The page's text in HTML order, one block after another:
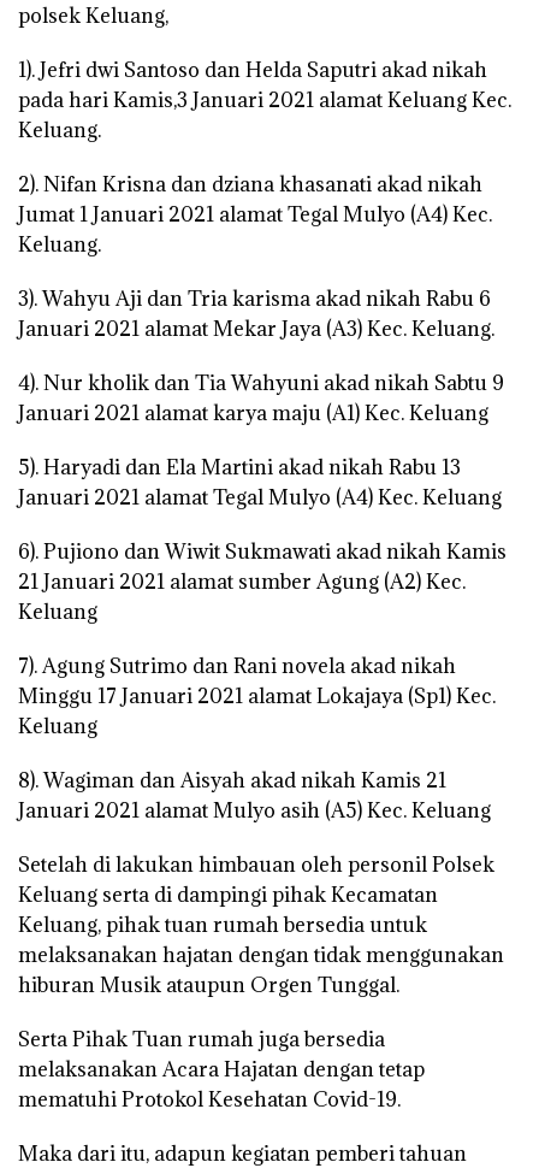
polsek Keluang,
1). Jefri dwi Santoso dan Helda Saputri akad nikah
pada hari Kamis,3 Januari 2021 alamat Keluang Kec.
Keluang.
2). Nifan Krisna dan dziana khasanati akad nikah
Jumat 1 Januari 2021 alamat Tegal Mulyo (A4) Kec.
Keluang.
3). Wahyu Aji dan Tria karisma akad nikah Rabu 6
Januari 2021 alamat Mekar Jaya (A3) Kec. Keluang.
4). Nur kholik dan Tia Wahyuni akad nikah Sabtu 9
Januari 2021 alamat karya maju (A1) Kec. Keluang
5). Haryadi dan Ela Martini akad nikah Rabu 13
Januari 2021 alamat Tegal Mulyo (A4) Kec. Keluang
6). Pujiono dan Wiwit Sukmawati akad nikah Kamis
21 Januari 2021 alamat sumber Agung (A2) Kec.
Keluang
7). Agung Sutrimo dan Rani novela akad nikah
Minggu 17 Januari 2021 alamat Lokajaya (Sp1) Kec.
Keluang
8). Wagiman dan Aisyah akad nikah Kamis 21
Januari 2021 alamat Mulyo asih (A5) Kec. Keluang
Setelah di lakukan himbauan oleh personil Polsek
Keluang serta di dampingi pihak Kecamatan
Keluang, pihak tuan rumah bersedia untuk
melaksanakan hajatan dengan tidak menggunakan
hiburan Musik ataupun Orgen Tunggal.
Serta Pihak Tuan rumah juga bersedia
melaksanakan Acara Hajatan dengan tetap
mematuhi Protokol Kesehatan Covid-19.
Maka dari itu, adapun kegiatan pemberi tahuan